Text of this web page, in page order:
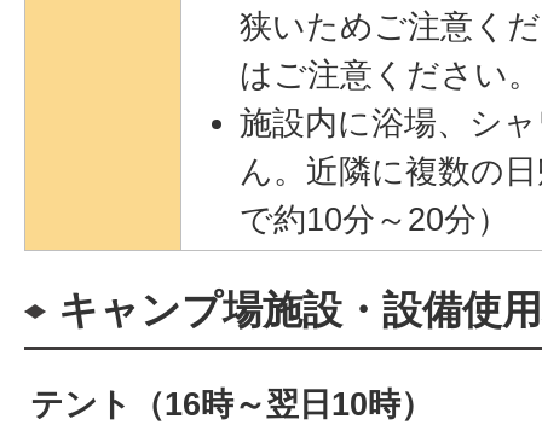
狭いためご注意く
はご注意ください。
施設内に浴場、シ
ん。近隣に複数の
で約10分～20分）
キャンプ場施設・設備使
テント（16時～翌日10時）